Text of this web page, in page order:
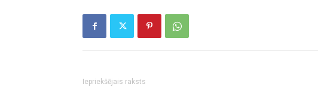
Iepriekšējais raksts